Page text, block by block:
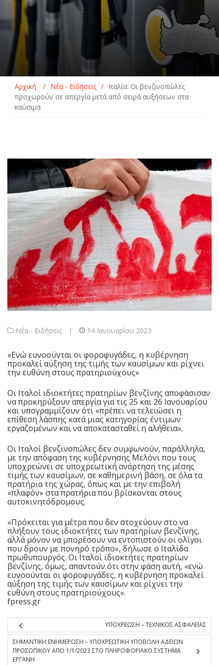
Αρχική / Νέα - Ειδήσεις / Ιταλία: Οι βενζινοπώλες
προχωρούν σε απεργία μετά από σειρά αυξήσεων στα
καύσιμα
Νέα - Ειδήσεις | 14 Ιανουαρίου 2023
«Ενώ ευνοούνται οι φοροφυγάδες, η κυβέρνηση
προκαλεί αύξηση της τιμής των καυσίμων και ρίχνει
την ευθύνη στους πρατηριούχους»
Οι Ιταλοί ιδιοκτήτες πρατηρίων βενζίνης αποφάσισαν
να προκηρύξουν απεργία για τις 25 και 26 Ιανουαρίου
και υπογραμμίζουν ότι «πρέπει να τελειώσει η
επίθεση λάσπης κατά μιας κατηγορίας έντιμων
εργαζομένων και να αποκατασταθεί η αλήθεια».
Οι Ιταλοί βενζινοπώλες δεν συμφωνούν, παράλληλα,
με την απόφαση της κυβέρνησης Μελόνι που τους
υποχρεώνει σε υποχρεωτική ανάρτηση της μέσης
τιμής των καυσίμων, σε καθημερινή βάση, σε όλα τα
πρατήρια της χώρας, όπως και με την επιβολή
«πλαφόν» στα πρατήρια που βρίσκονται στους
αυτοκινητόδρομους.
«Πρόκειται για μέτρα που δεν στοχεύουν στο να
πλήξουν τους ιδιοκτήτες των πρατηρίων βενζίνης,
αλλά μόνον να μπορέσουν να εντοπιστούν οι ολίγοι
που δρουν με πονηρό τρόπο», δήλωσε ο Ιταλίδα
πρωθυπουργός. Οι Ιταλοί ιδιοκτήτες πρατηρίων
βενζίνης, όμως, απαντούν ότι στην φάση αυτή, «ενώ
ευνοούνται οι φοροφυγάδες, η κυβέρνηση προκαλεί
αύξηση της τιμής των καυσίμων και ρίχνει την
ευθύνη στους πρατηριούχους».
fpress.gr
ΥΠΟΧΡΕΩΣΗ – ΤΕΧΝΙΚΟΣ ΑΣΦΑΛΕΙΑΣ
ΣΗΜΑΝΤΙΚΗ ΕΝΗΜΕΡΩΣΗ – ΥΠΟΧΡΕΩΤΙΚΗ ΥΠΟΒΟΛΗ ΑΔΕΙΩΝ
ΠΡΟΣΩΠΙΚΟΥ ΑΠΟ 1/1/2023 ΣΤΟ ΠΛΗΡΟΦΟΡΙΑΚΟ ΣΥΣΤΗΜΑ
ΕΡΓΑΝΗ